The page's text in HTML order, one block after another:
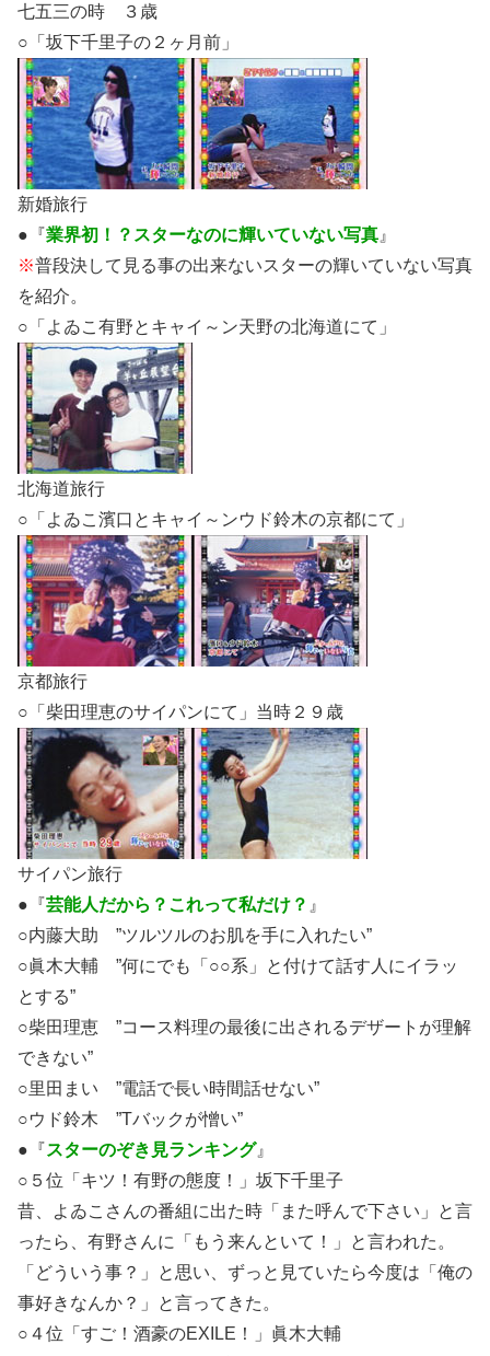
七五三の時 ３歳
○「坂下千里子の２ヶ月前」
新婚旅行
●『業界初！？スターなのに輝いていない写真 』
※普段決して見る事の出来ないスターの輝いていない写真
を紹介。
○「よゐこ有野とキャイ～ン天野の北海道にて」
北海道旅行
○「よゐこ濱口とキャイ～ンウド鈴木の京都にて」
京都旅行
○「柴田理恵のサイパンにて」当時２９歳
サイパン旅行
●『芸能人だから？これって私だけ？ 』
○内藤大助 ”ツルツルのお肌を手に入れたい”
○眞木大輔 ”何にでも「○○系」と付けて話す人にイラッ
とする”
○柴田理恵 ”コース料理の最後に出されるデザートが理解
できない”
○里田まい ”電話で長い時間話せない”
○ウド鈴木 ”Tバックが憎い”
●『スターのぞき見ランキング』
○５位「キツ！有野の態度！」坂下千里子
昔、よゐこさんの番組に出た時「また呼んで下さい」と言
ったら、有野さんに「もう来んといて！」と言われた。
「どういう事？」と思い、ずっと見ていたら今度は「俺の
事好きなんか？」と言ってきた。
○４位「すご！酒豪のEXILE！」眞木大輔